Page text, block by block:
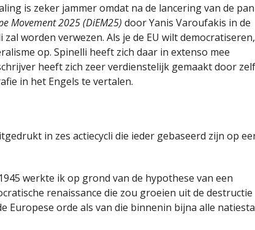
is zeker jammer omdat na de lancering van de
Movement 2025 (DiEM25) door Yanis Varoufakis in de
worden verwezen. Als je de EU wilt
op. Spinelli heeft zich daar in extenso mee
heeft zich zeer verdienstelijk gemaakt door
in het Engels te vertalen.
in zes actiecycli die ieder gebaseerd zijn op
werkte ik op grond van de hypothese van een
renaissance die zou groeien uit de destructie
Europese orde als van die binnenin bijna alle